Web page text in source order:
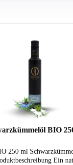
BIO
250 ml
Ein